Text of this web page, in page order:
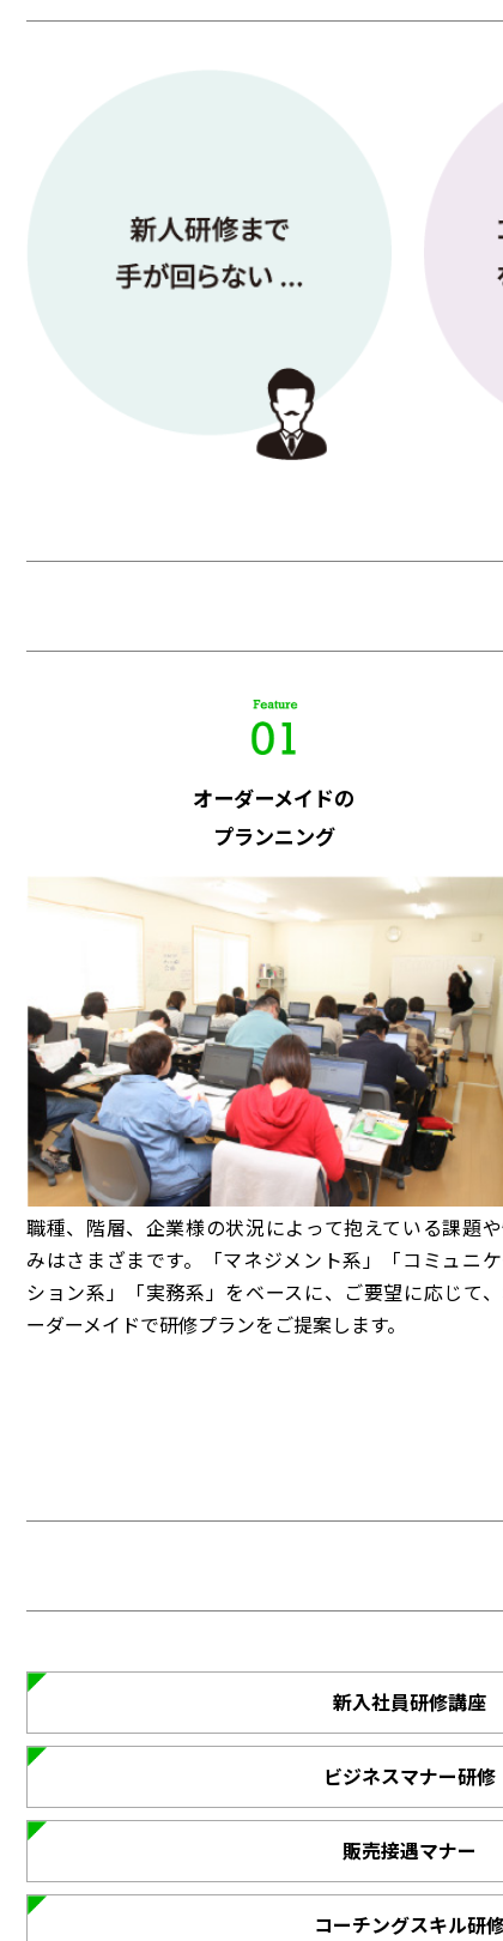
オーダーメイドの
プランニング
職種、階層、企業様の状況によって抱えている課題
みはさまざまです。「マネジメント系」「コミュニ
ション系」「実務系」をベースに、ご要望に応じて
ーダーメイドで研修プランをご提案します。
新入社員研修講座
ビジネスマナー研修
販売接遇マナー
コーチングスキル研